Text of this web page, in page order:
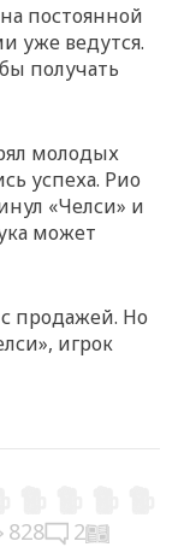
постоянной
уже ведутся.
получать
молодых
успеха. Рио
«Челси» и
может
продажей. Но
игрок
828 2